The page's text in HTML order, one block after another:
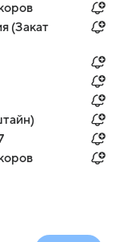
(Закат